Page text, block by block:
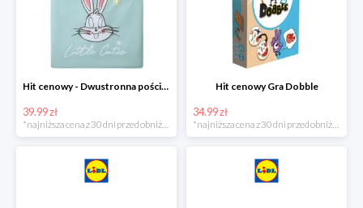
Hit cenowy - Dwustronna pościel z bawełny
39.99 zł
*najniższa cena z 30 dni przed obniżką
Hit cenowy Gra Dobble
34.99 zł
*najniższa cena z 30 dni przed obniżką